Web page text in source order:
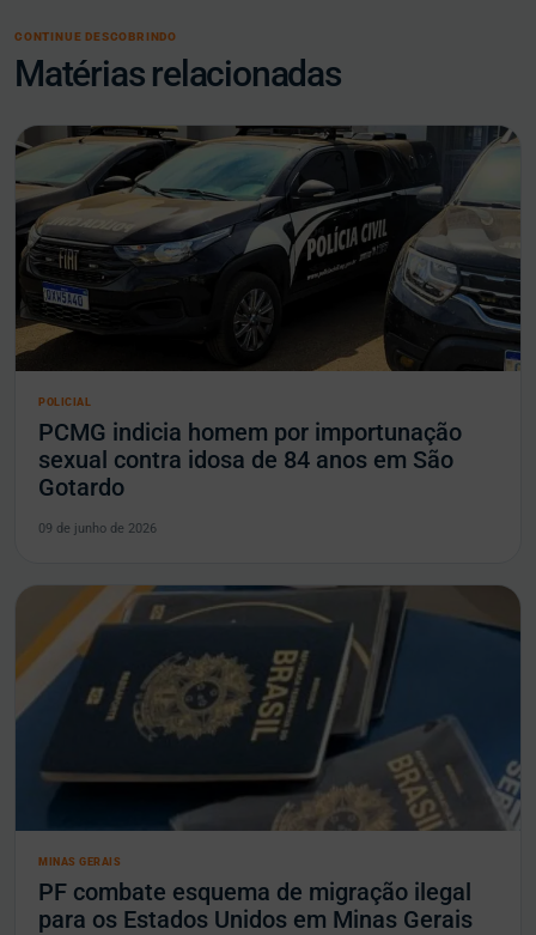
CONTINUE DESCOBRINDO
Matérias relacionadas
POLICIAL
PCMG indicia homem por importunação
sexual contra idosa de 84 anos em São
Gotardo
09 de junho de 2026
MINAS GERAIS
PF combate esquema de migração ilegal
para os Estados Unidos em Minas Gerais